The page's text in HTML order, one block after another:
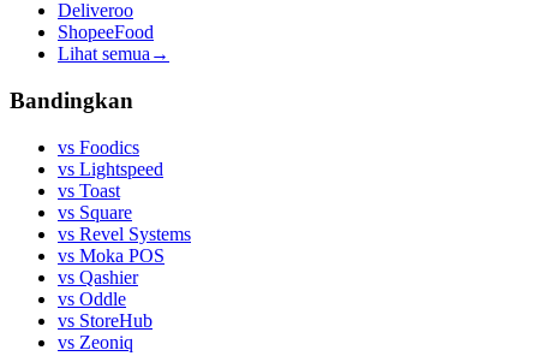
Deliveroo
ShopeeFood
Lihat semua→
Bandingkan
vs Foodics
vs Lightspeed
vs Toast
vs Square
vs Revel Systems
vs Moka POS
vs Qashier
vs Oddle
vs StoreHub
vs Zeoniq